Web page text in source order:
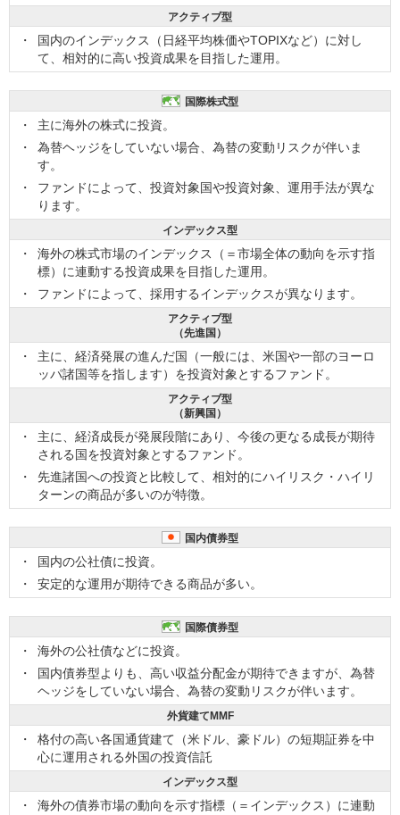
アクティブ型
国内のインデックス（日経平均株価やTOPIXなど）に対し
て、相対的に高い投資成果を目指した運用。
国際株式型
主に海外の株式に投資。
為替ヘッジをしていない場合、為替の変動リスクが伴いま
す。
ファンドによって、投資対象国や投資対象、運用手法が異な
ります。
インデックス型
海外の株式市場のインデックス（＝市場全体の動向を示す指
標）に連動する投資成果を目指した運用。
ファンドによって、採用するインデックスが異なります。
アクティブ型
（先進国）
主に、経済発展の進んだ国（一般には、米国や一部のヨーロ
ッパ諸国等を指します）を投資対象とするファンド。
アクティブ型
（新興国）
主に、経済成長が発展段階にあり、今後の更なる成長が期待
される国を投資対象とするファンド。
先進諸国への投資と比較して、相対的にハイリスク・ハイリ
ターンの商品が多いのが特徴。
国内債券型
国内の公社債に投資。
安定的な運用が期待できる商品が多い。
国際債券型
海外の公社債などに投資。
国内債券型よりも、高い収益分配金が期待できますが、為替
ヘッジをしていない場合、為替の変動リスクが伴います。
外貨建てMMF
格付の高い各国通貨建て（米ドル、豪ドル）の短期証券を中
心に運用される外国の投資信託
インデックス型
海外の債券市場の動向を示す指標（＝インデックス）に連動